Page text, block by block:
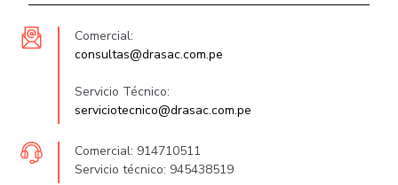
Comercial:
consultas@drasac.com.pe
Servicio Técnico:
serviciotecnico@drasac.com.pe
Comercial: 914710511
Servicio técnico: 945438519